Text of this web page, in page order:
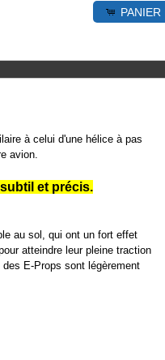
PANIER
à celui d'une hélice à pas
avion.
et précis.
au sol, qui ont un fort effet
atteindre leur pleine traction
E-Props sont légèrement